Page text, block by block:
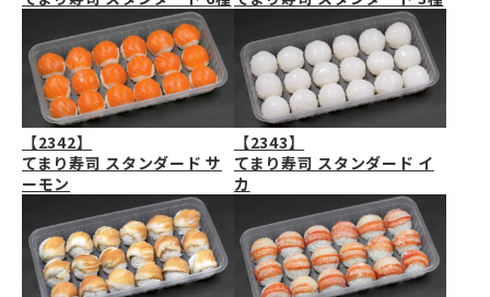
【2342】
てまり寿司 スタンダード サ
ーモン
【2343】
てまり寿司 スタンダード イ
カ